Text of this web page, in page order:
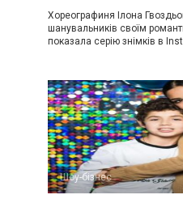
Хореографиня Ілона
шанувальників своїм
показала серію знімків в
Шоу-бізнес